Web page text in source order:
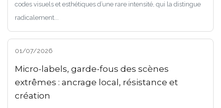
codes visuels et esthétiques d’une rare intensité, qui la distingue
radicalement...
01/07/2026
Micro-labels, garde-fous des scènes
extrêmes : ancrage local, résistance et
création